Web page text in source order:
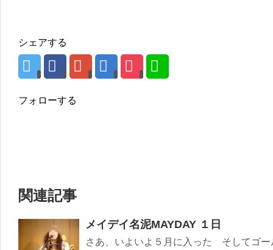
シェアする
フォローする
関連記事
メイデイ名泥MAYDAY １日
さあ、いよいよ５月に入った そしてゴ